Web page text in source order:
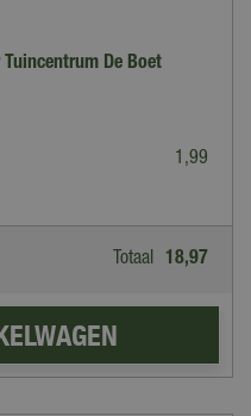
De Boet
1 ,99
Totaal 18,97